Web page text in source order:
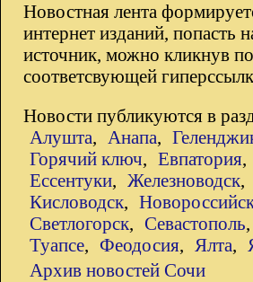
Новостная лента
интернет изданий, попасть
источник, можно кликнув по
соответсвующей
Новости публикуются в
Алушта, Анапа,
Горячий ключ, Евпатория,
Ессентуки, Железноводск,
Кисловодск,
Светлогорск, Севастополь,
Туапсе, Феодосия, Ялта,
Архив новостей Сочи